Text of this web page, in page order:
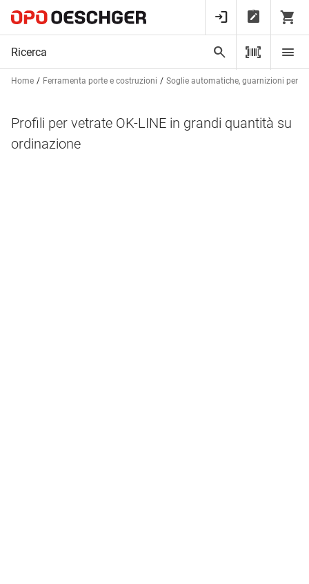
Home Ferramenta porte e costruzioni Soglie automatiche, guarnizioni per
Profili per vetrate OK-LINE in grandi quantità su
ordinazione